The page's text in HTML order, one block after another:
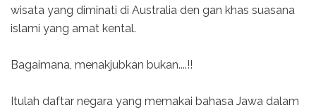
wisata yang diminati di Australia den gan khas suasana
islami yang amat kental.
Bagaimana, menakjubkan bukan....!!
Itulah daftar negara yang memakai bahasa Jawa dalam